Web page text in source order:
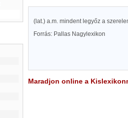
(lat.) a.m. mindent legyőz a
Forrás: Pallas Nagylexikon
Maradjon online a